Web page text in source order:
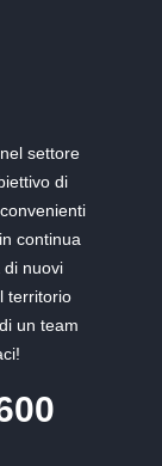
settore
di
continua
nuovi
territorio
un team